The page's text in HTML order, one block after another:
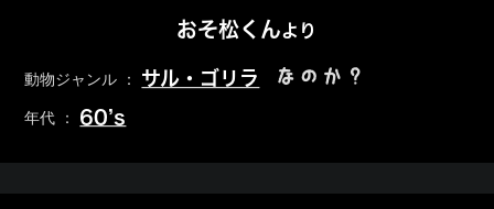
おそ松くんより
動物ジャンル ： サル・ゴリラ なのか？
年代 ： 60’s